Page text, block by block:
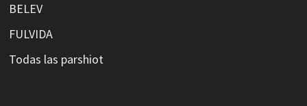
BELEV
FULVIDA
Todas las parshiot